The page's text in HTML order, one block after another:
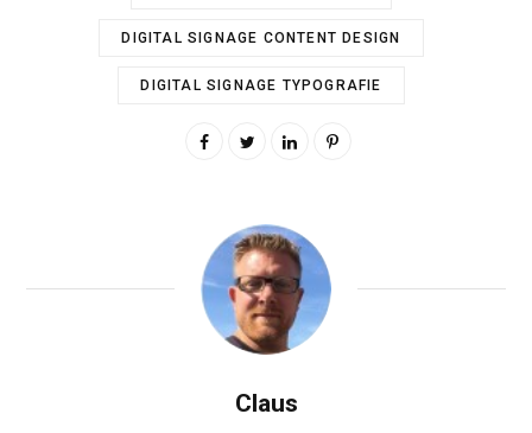
DIGITAL SIGNAGE CONTENT DESIGN
DIGITAL SIGNAGE TYPOGRAFIE
Claus